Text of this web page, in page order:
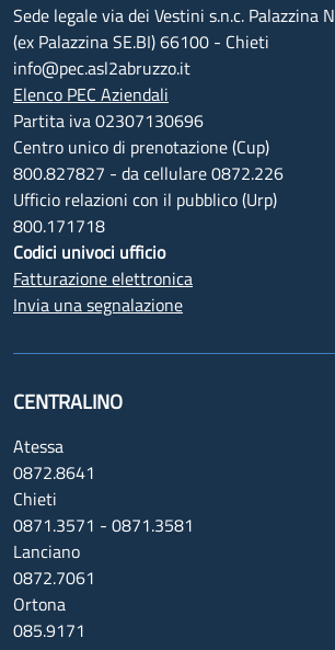
Sede legale via dei Vestini s.n.c. Palazzina N
(ex Palazzina SE.BI) 66100 - Chieti
info@pec.asl2abruzzo.it
Elenco PEC Aziendali
Partita iva 02307130696
Centro unico di prenotazione (Cup)
800.827827 - da cellulare 0872.226
Ufficio relazioni con il pubblico (Urp)
800.171718
Codici univoci ufficio
Fatturazione elettronica
Invia una segnalazione
CENTRALINO
Atessa
0872.8641
Chieti
0871.3571 - 0871.3581
Lanciano
0872.7061
Ortona
085.9171